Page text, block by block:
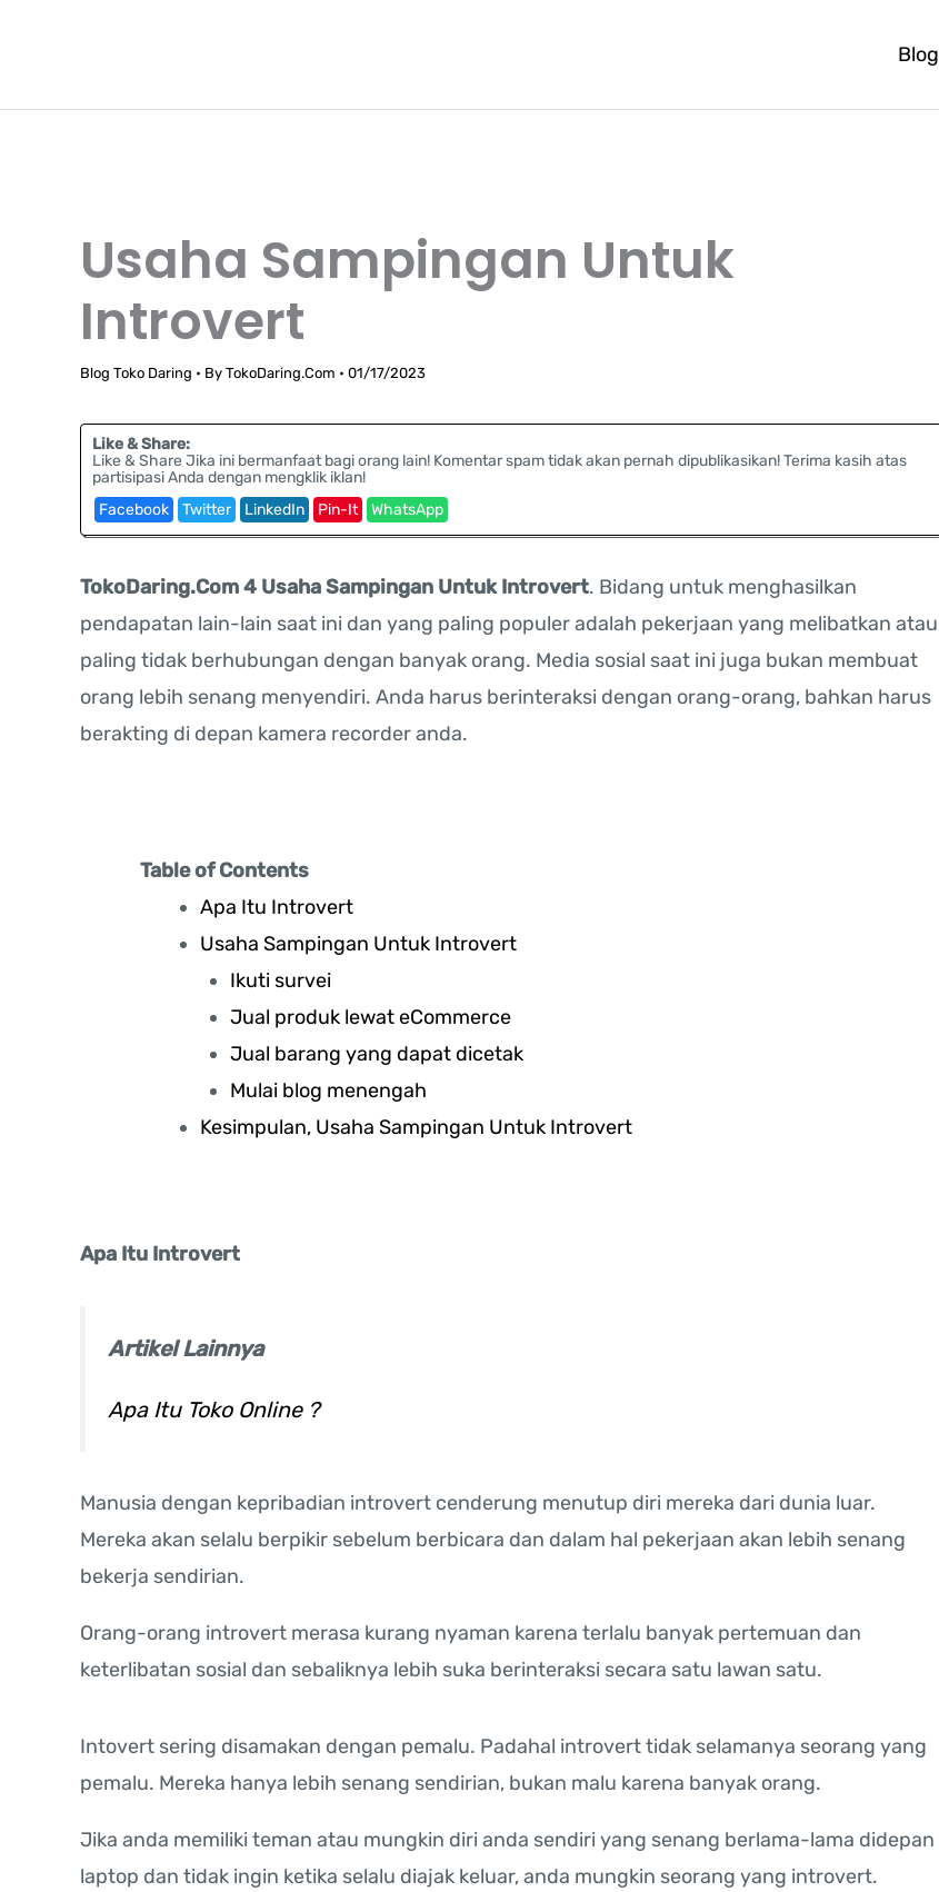
Blog
Usaha Sampingan Untuk
Introvert
Blog Toko Daring • By TokoDaring.Com • 01/17/2023
Like & Share:
Like & Share Jika ini bermanfaat bagi orang lain! Komentar spam tidak akan pernah dipublikasikan! Terima kasih atas
partisipasi Anda dengan mengklik iklan!
Facebook
Twitter LinkedIn Pin-It WhatsApp
TokoDaring.Com 4 Usaha Sampingan Untuk Introvert. Bidang untuk menghasilkan
pendapatan lain-lain saat ini dan yang paling populer adalah pekerjaan yang melibatkan atau
paling tidak berhubungan dengan banyak orang. Media sosial saat ini juga bukan membuat
orang lebih senang menyendiri. Anda harus berinteraksi dengan orang-orang, bahkan harus
berakting di depan kamera recorder anda.
Table of Contents
Apa Itu Introvert
Usaha Sampingan Untuk Introvert
Ikuti survei
Jual produk lewat eCommerce
Jual barang yang dapat dicetak
Mulai blog menengah
Kesimpulan, Usaha Sampingan Untuk Introvert
Apa Itu Introvert
Artikel Lainnya
Apa Itu Toko Online ?
Manusia dengan kepribadian introvert cenderung menutup diri mereka dari dunia luar.
Mereka akan selalu berpikir sebelum berbicara dan dalam hal pekerjaan akan lebih senang
bekerja sendirian.
Orang-orang introvert merasa kurang nyaman karena terlalu banyak pertemuan dan
keterlibatan sosial dan sebaliknya lebih suka berinteraksi secara satu lawan satu.
Intovert sering disamakan dengan pemalu. Padahal introvert tidak selamanya seorang yang
pemalu. Mereka hanya lebih senang sendirian, bukan malu karena banyak orang.
Jika anda memiliki teman atau mungkin diri anda sendiri yang senang berlama-lama didepan
laptop dan tidak ingin ketika selalu diajak keluar, anda mungkin seorang yang introvert.